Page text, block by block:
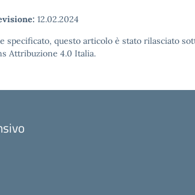
12.02.2024
specificato, questo articolo è stato rilasciato
Attribuzione 4.0 Italia.